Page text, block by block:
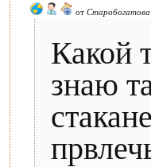
от
Какой
знаю